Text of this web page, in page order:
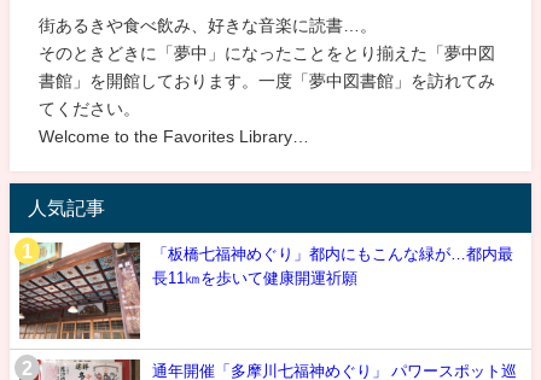
街あるきや食べ飲み、好きな音楽に読書…。
そのときどきに「夢中」になったことをとり揃えた「夢中図
書館」を開館しております。一度「夢中図書館」を訪れてみ
てください。
Welcome to the Favorites Library…
人気記事
「板橋七福神めぐり」都内にもこんな緑が…都内最
長11㎞を歩いて健康開運祈願
通年開催「多摩川七福神めぐり」 パワースポット巡